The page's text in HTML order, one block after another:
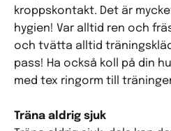
kroppskontakt. Det är
hygien! Var alltid ren och
och tvätta alltid
pass! Ha också koll på din
med tex ringorm till
Träna aldrig sjuk